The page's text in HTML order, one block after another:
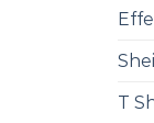
T